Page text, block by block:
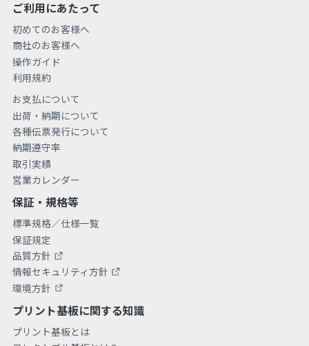
ご利用にあたって
初めてのお客様へ
商社のお客様へ
操作ガイド
利用規約
お支払について
出荷・納期について
各種伝票発行について
納期遵守率
取引実績
営業カレンダー
保証・規格等
標準規格／仕様一覧
保証規定
品質方針
情報セキュリティ方針
環境方針
プリント基板に関する知識
プリント基板とは